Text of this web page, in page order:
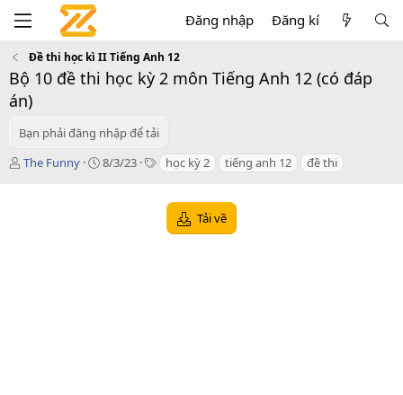
Đăng nhập Đăng kí
Đề thi học kì II Tiếng Anh 12
Bộ 10 đề thi học kỳ 2 môn Tiếng Anh 12 (có đáp
án)
Bạn phải đăng nhập để tải
T
The Funny
C
8/3/23
T học kỳ 2 tiếng anh 12 đề thi
Tải về